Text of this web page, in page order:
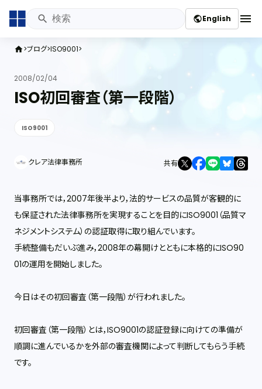
publicEnglish menu
home ブログ ISO9001
2008/02/04
ISO初回審査（第一段階）
ISO9001
クレア法律事務所 共有
当事務所では，2007年後半より，法的サービスの品質が客観的に
も保証された法律事務所を実現することを目的にISO9001（品質マ
ネジメントシステム）の認証取得に取り組んでいます。
手続整備もだいぶ進み，2008年の幕開けとともに本格的にISO90
01の運用を開始しました。
今日はその初回審査（第一段階）が行われました。
初回審査（第一段階）とは，ISO9001の認証登録に向けての準備が
順調に進んでいるかを外部の審査機関によって判断してもらう手続
です。